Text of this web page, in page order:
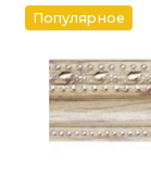
Популярное